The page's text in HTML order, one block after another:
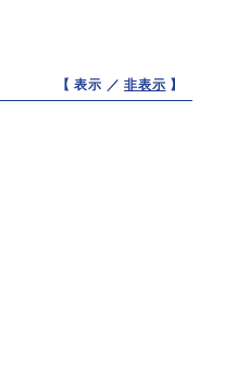
【 表示 ／非表示 】